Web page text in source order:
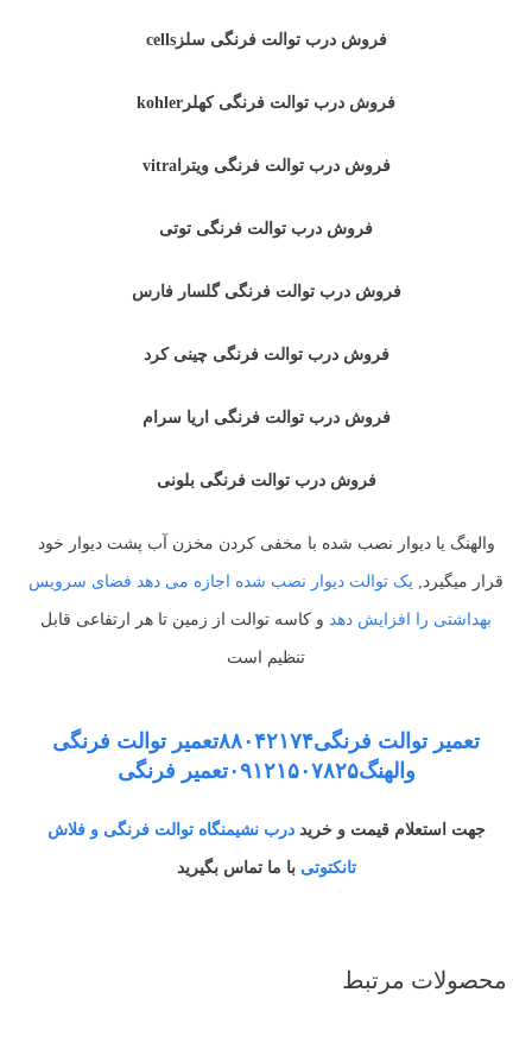
فروش درب توالت فرنگی سلزcells
فروش درب توالت فرنگی کهلرkohler
فروش درب توالت فرنگی ویتراvitra
فروش درب توالت فرنگی توتی
فروش درب توالت فرنگی گلسار فارس
فروش درب توالت فرنگی چینی کرد
فروش درب توالت فرنگی اریا سرام
فروش درب توالت فرنگی بلونی
والهنگ یا دیوار نصب شده با مخفی کردن مخزن آب پشت دیوار خود
قرار میگیرد, یک توالت دیوار نصب شده اجازه می دهد فضای سرویس
بهداشتی را افزایش دهد و کاسه توالت از زمین تا هر ارتفاعی قابل
تنظیم است
تعمیر توالت فرنگی۸۸۰۴۲۱۷۴تعمیر توالت فرنگی
والهنگ۰۹۱۲۱۵۰۷۸۲۵تعمیر فرنگی
جهت استعلام قیمت و خریددرب نشیمنگاه توالت فرنگی و فلاش
تانکتوتی با ما تماس بگیرید
محصولات مرتبط